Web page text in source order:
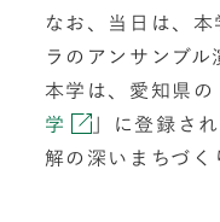
なお、当日は、
ラのアンサンブル
本学は、愛知県の
学
」に登録さ
解の深いまちづく